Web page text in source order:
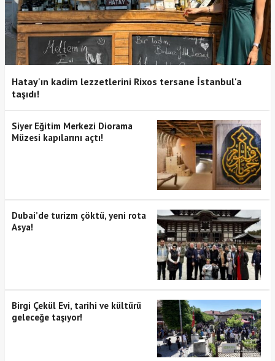
Hatay'ın kadim lezzetlerini Rixos tersane İstanbul'a
taşıdı!
Siyer Eğitim Merkezi Diorama
Müzesi kapılarını açtı!
Dubai’de turizm çöktü, yeni rota
Asya!
Birgi Çekül Evi, tarihi ve kültürü
geleceğe taşıyor!